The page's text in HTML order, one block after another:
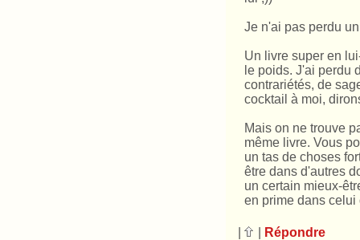
Je n'ai pas perdu
Un livre super en
le poids. J'ai perdu
contrariétés, de
cocktail à moi,
Mais on ne trouve
même livre. Vous
un tas de choses
être dans d'autres
un certain mieux-
en prime dans celui
Répondre